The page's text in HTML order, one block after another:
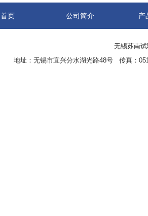
首页 公司简介 产
无锡苏南
地址：无锡市宜兴分水湖光路48号 传真：